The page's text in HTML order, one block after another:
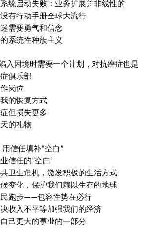
统启动失败：业务扩展并非线性的
没有行动手册全球大流行
需要勇气和信念
系统性种族主义
入困境时需要一个计划，对抗癌症也是
俱乐部
岗位
的恢复方式
但损失更多
的礼物
用信任填补“空白”
信任的“空白”
卫生危机，激发积极的生活方式
变化，保护我们赖以生存的地球
跑步——包容性势在必行
收入不平等加强我们的经济
己更大的事业的一部分